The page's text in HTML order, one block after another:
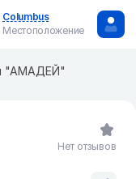
Columbus
Местоположение
"АМАДЕЙ"
Нет отзывов